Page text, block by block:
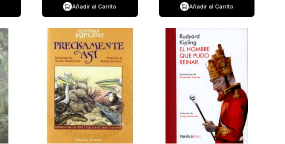
Añadir al Carrito Añadir al Carrito